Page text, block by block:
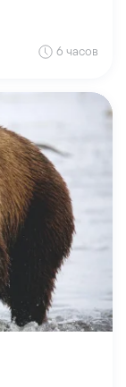
6 часов